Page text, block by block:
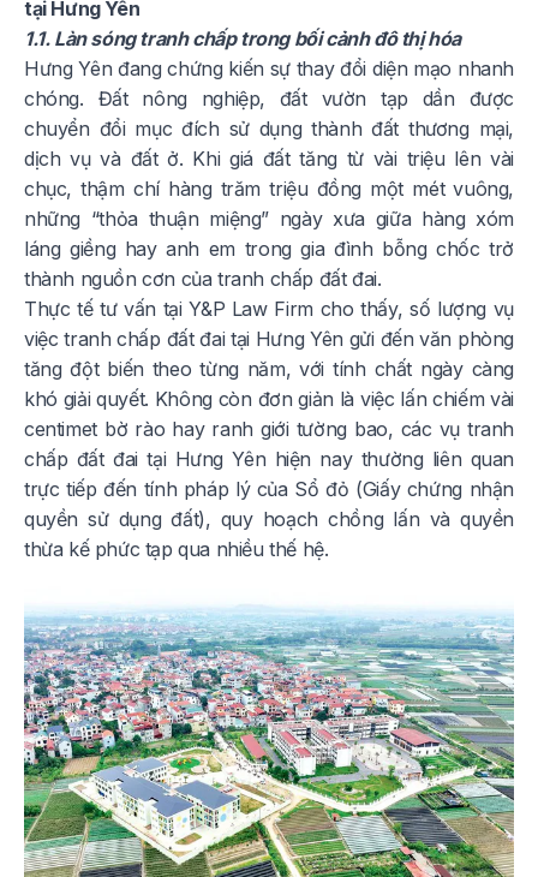
tại Hưng Yên
1.1. Làn sóng tranh chấp trong bối cảnh đô thị hóa
Hưng Yên đang chứng kiến sự thay đổi diện mạo nhanh
chóng. Đất nông nghiệp, đất vườn tạp dần được
chuyển đổi mục đích sử dụng thành đất thương mại,
dịch vụ và đất ở. Khi giá đất tăng từ vài triệu lên vài
chục, thậm chí hàng trăm triệu đồng một mét vuông,
những “thỏa thuận miệng” ngày xưa giữa hàng xóm
láng giềng hay anh em trong gia đình bỗng chốc trở
thành nguồn cơn của tranh chấp đất đai.
Thực tế tư vấn tại Y&P Law Firm cho thấy, số lượng vụ
việc tranh chấp đất đai tại Hưng Yên gửi đến văn phòng
tăng đột biến theo từng năm, với tính chất ngày càng
khó giải quyết. Không còn đơn giản là việc lấn chiếm vài
centimet bờ rào hay ranh giới tường bao, các vụ tranh
chấp đất đai tại Hưng Yên hiện nay thường liên quan
trực tiếp đến tính pháp lý của Sổ đỏ (Giấy chứng nhận
quyền sử dụng đất), quy hoạch chồng lấn và quyền
thừa kế phức tạp qua nhiều thế hệ.